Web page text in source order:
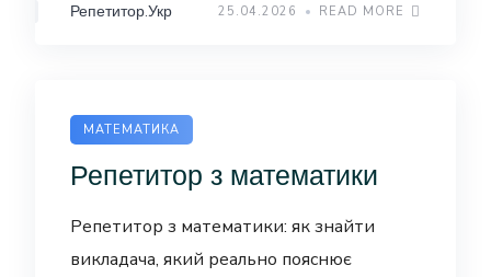
Репетитор.Укр 25.04.2026 READ MORE
МАТЕМАТИКА
Репетитор з математики
Репетитор з математики: як знайти
викладача, який реально пояснює